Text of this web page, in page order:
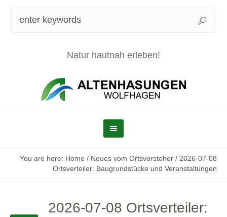
Natur hautnah erleben!
You are here: Home / Neues vom Ortsvorsteher / 2026-07-08
Ortsverteiler: Baugrundstücke und Veranstaltungen
2026-07-08 Ortsverteiler: